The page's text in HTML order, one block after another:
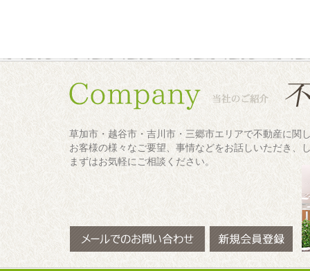
草加市・越谷市・吉川市・三郷市エリアで不動産に関
お客様の様々なご要望、事情などをお話しいただき、
まずはお気軽にご相談ください。